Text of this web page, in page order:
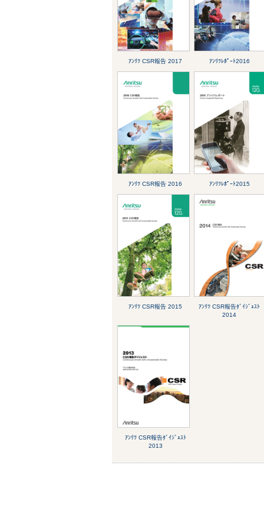
ｱﾝﾘﾂ CSR報告 2017 ｱﾝﾘﾂﾚﾎﾟｰﾄ2016
ｱﾝﾘﾂ CSR報告 2016 ｱﾝﾘﾂﾚﾎﾟｰﾄ2015
ｱﾝﾘﾂ CSR報告 2015
ｱﾝﾘﾂ CSR報告ﾀﾞｲｼﾞｪｽﾄ
2014
ｱﾝﾘﾂ CSR報告ﾀﾞｲｼﾞｪｽﾄ
2013